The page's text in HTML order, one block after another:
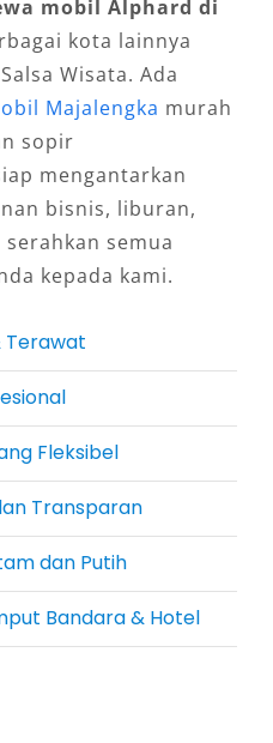
kendaraan.
perjalanan ke
hambatan,
jemput Bandara
Sastranegara
Layanan
dalam kondisi
fitur
disediakan pun
kepuasan
rasa percaya
penyedia
mobil Alphard di
kota lainnya
Wisata. Ada
Majalengka murah
sopir
mengantarkan
bisnis, liburan,
semua
kepada kami.
Terawat
Fleksibel
Transparan
dan Putih
Bandara & Hotel